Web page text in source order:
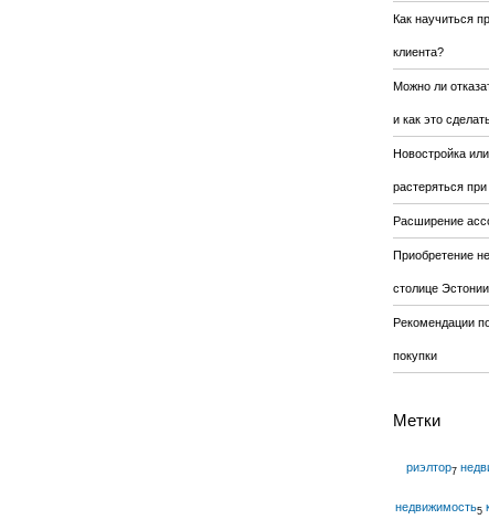
Как научиться
клиента?
Можно ли
и как это
Новостройка
растеряться
Расширение
Приобретение
столице
Рекомендации
покупки
Метки
риэлтор7
недвижимость5